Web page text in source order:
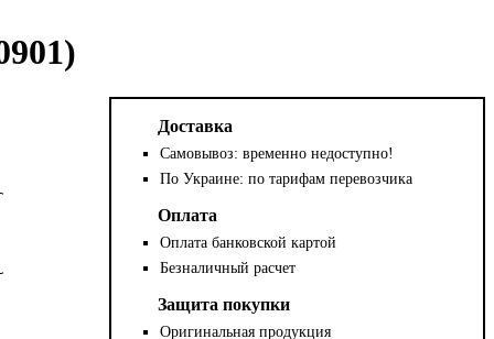
Доставка
Самовывоз: временно недоступно!
По Украине: по тарифам перевозчика
Оплата
Оплата банковской картой
Безналичный расчет
Защита покупки
Оригинальная продукция